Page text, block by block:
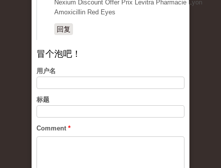
Nexium Discount Offer Prix Levitra Pharmacie Lyon
Amoxicillin Red Eyes
回复
冒个泡吧！
用户名
标题
Comment *